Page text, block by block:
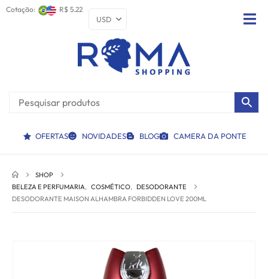
Cotação: R$ 5.22
OFERTAS NOVIDADES BLOG CAMERA DA PONTE
SHOP
BELEZA E PERFUMARIA, COSMÉTICO, DESODORANTE
DESODORANTE MAISON ALHAMBRA FORBIDDEN LOVE 200ML